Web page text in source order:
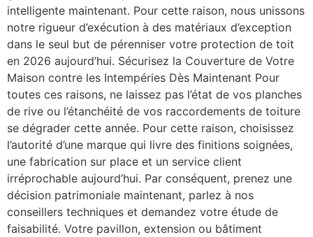
intelligente maintenant. Pour cette raison, nous unissons
notre rigueur d’exécution à des matériaux d’exception
dans le seul but de pérenniser votre protection de toit
en 2026 aujourd’hui. Sécurisez la Couverture de Votre
Maison contre les Intempéries Dès Maintenant Pour
toutes ces raisons, ne laissez pas l’état de vos planches
de rive ou l’étanchéité de vos raccordements de toiture
se dégrader cette année. Pour cette raison, choisissez
l’autorité d’une marque qui livre des finitions soignées,
une fabrication sur place et un service client
irréprochable aujourd’hui. Par conséquent, prenez une
décision patrimoniale maintenant, parlez à nos
conseillers techniques et demandez votre étude de
faisabilité. Votre pavillon, extension ou bâtiment